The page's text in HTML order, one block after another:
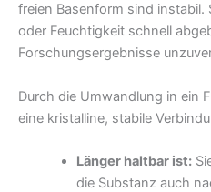
freien Basenform sind
oder Feuchtigkeit schnell
Forschungsergebnisse
Durch die Umwandlung in ein
eine kristalline, stabile
Länger haltbar ist:
die Substanz auch